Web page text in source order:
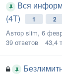
Вся
(4Т)
1 2
Автор slim, 6
39 ответов 43,4